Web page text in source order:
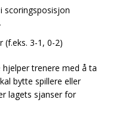
scoringsposisjon
(f.eks. 3-1, 0-2)
trenere med å ta
bytte spillere eller
lagets sjanser for